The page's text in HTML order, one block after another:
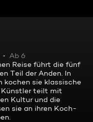
Ab 6
Reise führt die fünf
Teil der Anden. In
kochen sie klassische
Künstler teilt mit
Kultur und die
sie an ihren Koch-